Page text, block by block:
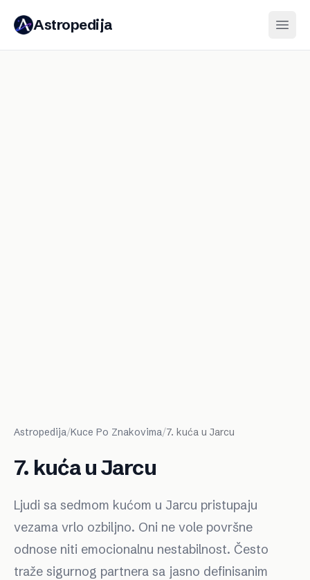
Astropedija
Astropedija/Kuce Po Znakovima/7. kuća u Jarcu
7. kuća u Jarcu
Ljudi sa sedmom kućom u Jarcu pristupaju
vezama vrlo ozbiljno. Oni ne vole površne
odnose niti emocionalnu nestabilnost. Često
traže sigurnog partnera sa jasno definisanim